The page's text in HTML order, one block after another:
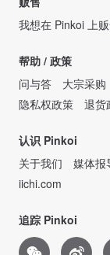
我想在 Pinkoi 上
帮助 / 政策
问与答
大宗采购
隐私权政策
退货
认识 Pinkoi
关于我们
媒体报
iichi.com
追踪 Pinkoi